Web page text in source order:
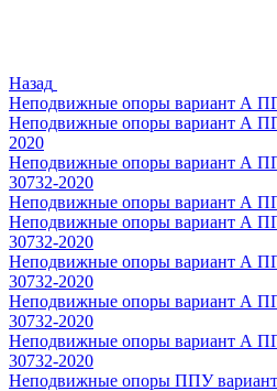
Назад
Неподвижные опоры вариант А
Неподвижные опоры вариант А
2020
Неподвижные опоры вариант
30732-2020
Неподвижные опоры вариант А
Неподвижные опоры вариант
30732-2020
Неподвижные опоры вариант
30732-2020
Неподвижные опоры вариант А
30732-2020
Неподвижные опоры вариант А
30732-2020
Неподвижные опоры ППУ